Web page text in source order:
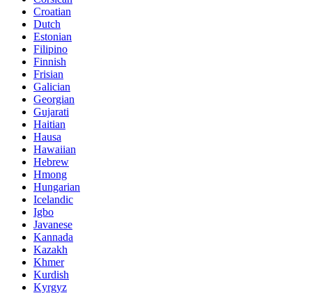
Croatian
Dutch
Estonian
Filipino
Finnish
Frisian
Galician
Georgian
Gujarati
Haitian
Hausa
Hawaiian
Hebrew
Hmong
Hungarian
Icelandic
Igbo
Javanese
Kannada
Kazakh
Khmer
Kurdish
Kyrgyz